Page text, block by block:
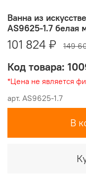
арт. AS9625-1.7
Ванна из
AS9625-1.7 белая
101 824 ₽ 149
Код товара:
*Цена не является
В